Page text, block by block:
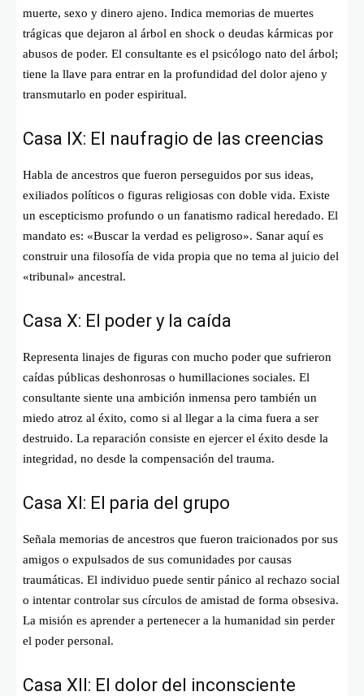
muerte, sexo y dinero ajeno. Indica memorias de muertes
trágicas que dejaron al árbol en shock o deudas kármicas por
abusos de poder. El consultante es el psicólogo nato del árbol;
tiene la llave para entrar en la profundidad del dolor ajeno y
transmutarlo en poder espiritual.
Casa IX: El naufragio de las creencias
Habla de ancestros que fueron perseguidos por sus ideas,
exiliados políticos o figuras religiosas con doble vida. Existe
un escepticismo profundo o un fanatismo radical heredado. El
mandato es: «Buscar la verdad es peligroso». Sanar aquí es
construir una filosofía de vida propia que no tema al juicio del
«tribunal» ancestral.
Casa X: El poder y la caída
Representa linajes de figuras con mucho poder que sufrieron
caídas públicas deshonrosas o humillaciones sociales. El
consultante siente una ambición inmensa pero también un
miedo atroz al éxito, como si al llegar a la cima fuera a ser
destruido. La reparación consiste en ejercer el éxito desde la
integridad, no desde la compensación del trauma.
Casa XI: El paria del grupo
Señala memorias de ancestros que fueron traicionados por sus
amigos o expulsados de sus comunidades por causas
traumáticas. El individuo puede sentir pánico al rechazo social
o intentar controlar sus círculos de amistad de forma obsesiva.
La misión es aprender a pertenecer a la humanidad sin perder
el poder personal.
Casa XII: El dolor del inconsciente